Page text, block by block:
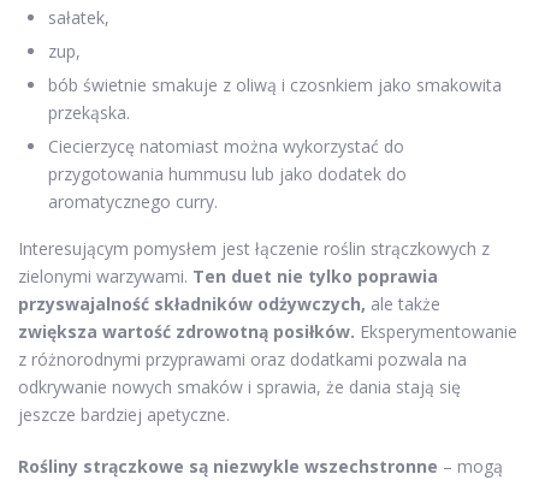
sałatek,
zup,
bób świetnie smakuje z oliwą i czosnkiem jako smakowita
przekąska.
Ciecierzycę natomiast można wykorzystać do
przygotowania hummusu lub jako dodatek do
aromatycznego curry.
Interesującym pomysłem jest łączenie roślin strączkowych z
zielonymi warzywami. Ten duet nie tylko poprawia
przyswajalność składników odżywczych, ale także
zwiększa wartość zdrowotną posiłków. Eksperymentowanie
z różnorodnymi przyprawami oraz dodatkami pozwala na
odkrywanie nowych smaków i sprawia, że dania stają się
jeszcze bardziej apetyczne.
Rośliny strączkowe są niezwykle wszechstronne – mogą